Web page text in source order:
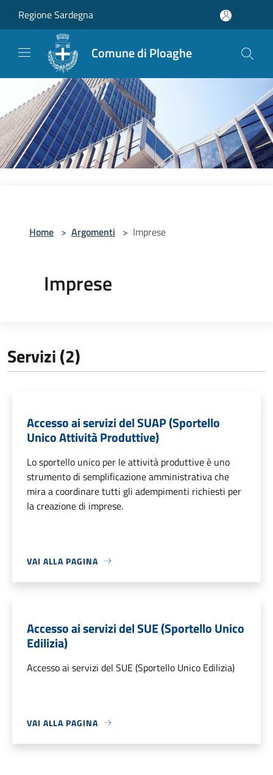
Regione Sardegna
Comune di Ploaghe
Home > Argomenti > Imprese
Imprese
Servizi (2)
Accesso ai servizi del SUAP (Sportello
Unico Attività Produttive)
Lo sportello unico per le attività produttive è uno
strumento di semplificazione amministrativa che
mira a coordinare tutti gli adempimenti richiesti per
la creazione di imprese.
VAI ALLA PAGINA
Accesso ai servizi del SUE (Sportello Unico
Edilizia)
Accesso ai servizi del SUE (Sportello Unico Edilizia)
VAI ALLA PAGINA